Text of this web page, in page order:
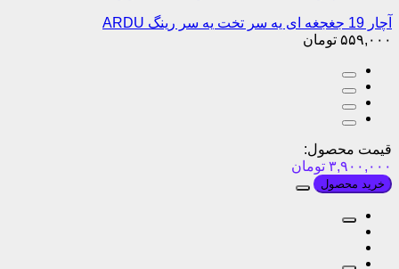
آچار 19 جغجغه ای یه سر تخت یه سر رینگ ARDU
۵۵۹,۰۰۰ تومان
قیمت محصول:
۳,۹۰۰,۰۰۰ تومان
خرید محصول